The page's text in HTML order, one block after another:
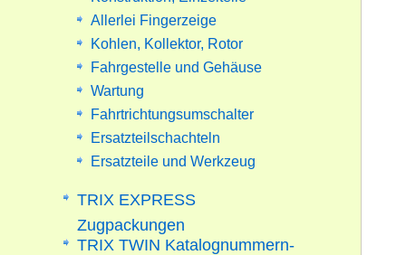
Allerlei Fingerzeige
Kohlen, Kollektor, Rotor
Fahrgestelle und Gehäuse
Wartung
Fahrtrichtungsumschalter
Ersatzteilschachteln
Ersatzteile und Werkzeug
TRIX EXPRESS
Zugpackungen
TRIX TWIN Katalognummern-